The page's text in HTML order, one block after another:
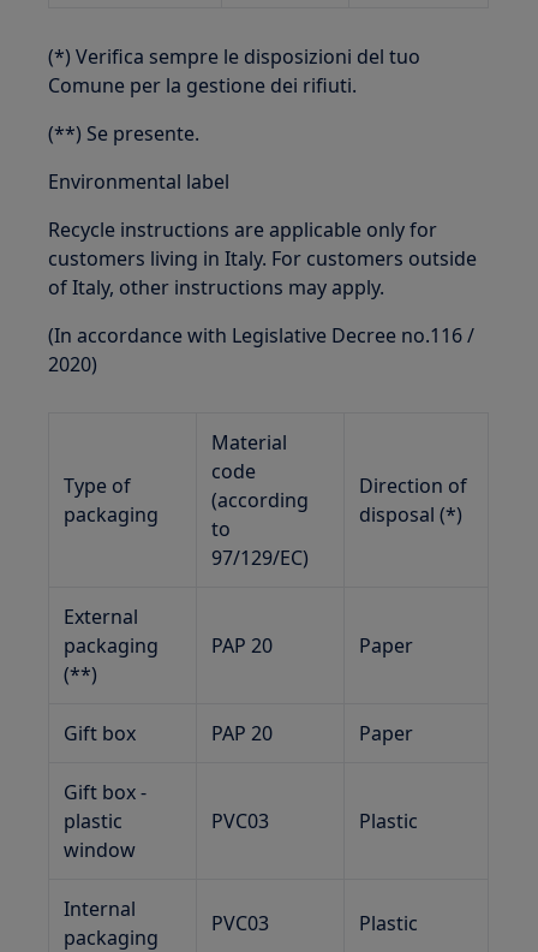
(*) Verifica sempre le disposizioni del tuo
Comune per la gestione dei rifiuti.
(**) Se presente.
Environmental label
Recycle instructions are applicable only for
customers living in Italy. For customers outside
of Italy, other instructions may apply.
(In accordance with Legislative Decree no.116 /
2020)
Type of
packaging
Material
code
(according
to
97/129/EC)
Direction of
disposal (*)
External
packaging
(**)
PAP 20 Paper
Gift box PAP 20 Paper
Gift box -
plastic
window
PVC03 Plastic
Internal
packaging
PVC03 Plastic